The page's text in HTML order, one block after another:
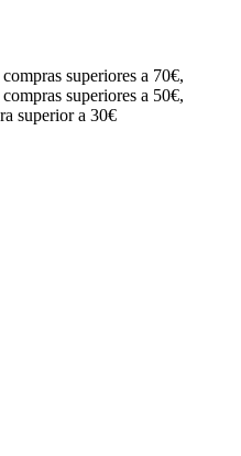
superiores a 70€,
superiores a 50€,
superior a 30€